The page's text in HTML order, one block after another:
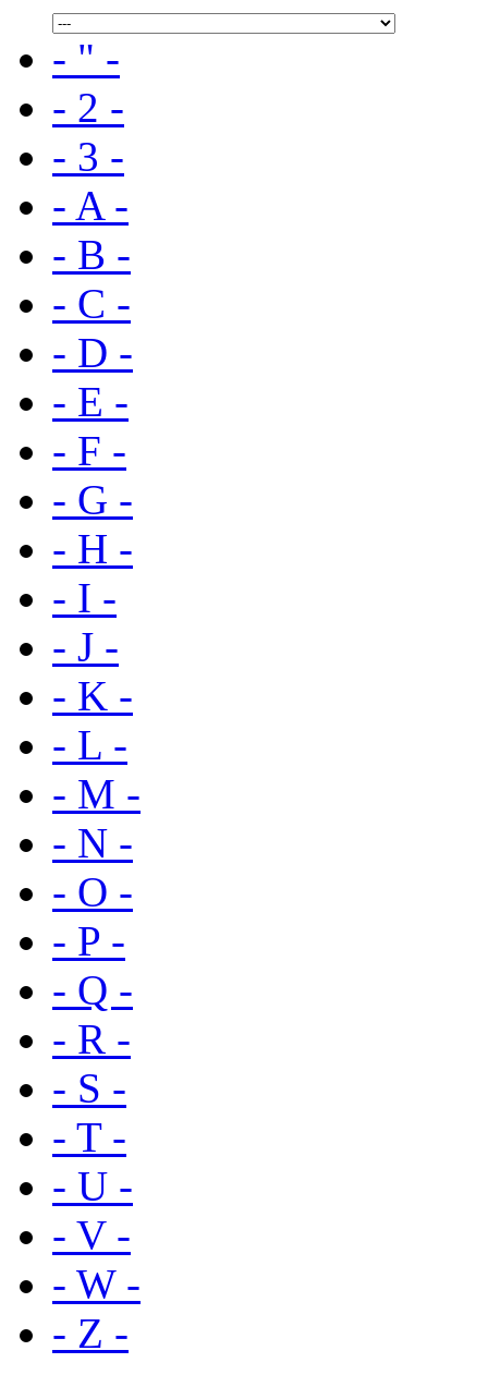
- " -
- 2 -
- 3 -
- A -
- B -
- C -
- D -
- E -
- F -
- G -
- H -
- I -
- J -
- K -
- L -
- M -
- N -
- O -
- P -
- Q -
- R -
- S -
- T -
- U -
- V -
- W -
- Z -